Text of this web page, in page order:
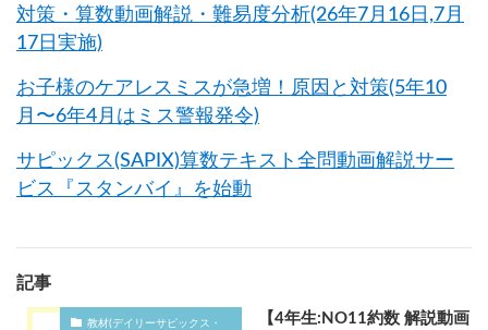
対策・算数動画解説・難易度分析(26年7月16日,7月
17日実施)
お子様のケアレスミスが急増！原因と対策(5年10
月〜6年4月はミス警報発令)
サピックス(SAPIX)算数テキスト全問動画解説サー
ビス『スタンバイ』を始動
記事
教材(デイリーサピックス・
【4年生:NO11約数 解説動画